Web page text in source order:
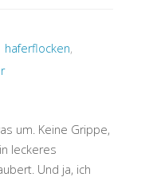
haferflocken,
um. Keine Grippe,
leckeres
Und ja, ich